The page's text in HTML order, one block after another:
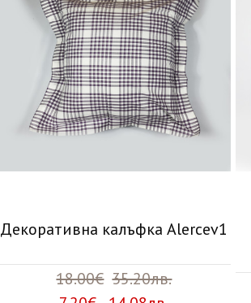
Декоративна калъфка Alercev1
18.00€ 35.20лв.